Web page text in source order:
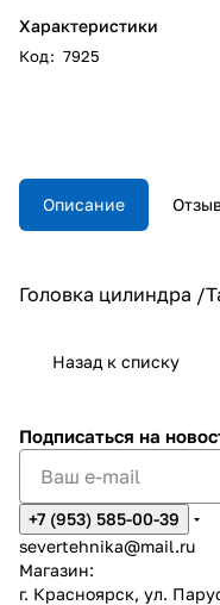
Характеристики
Код: 7925
Описание
Головка цилиндра /
Назад к списку
Подписаться на
+7 (953) 585-00-39
severtehnika@mail.ru
Магазин:
г. Красноярск, ул.